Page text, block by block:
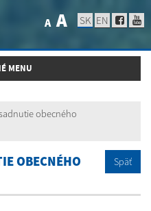
A A SK EN
MENU
obecného
OBECNÉHO
Späť